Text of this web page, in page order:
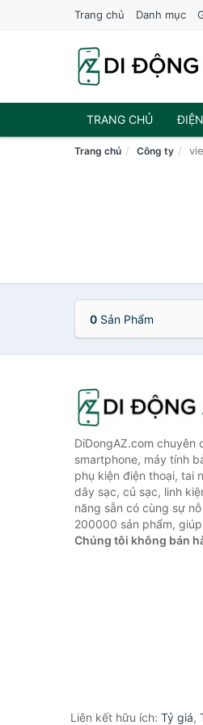
Trang chủ Danh mục
TRANG CHỦ
Trang chủ Công ty
0 Sản Phẩm
DiDongAZ.com
smartphone, máy tính
phụ kiện điện thoại, tai
dây sạc, củ sạc, linh
năng sẵn có cùng sự
200000 sản phẩm,
Chúng tôi không bán
Liên kết hữu ích: Tỷ giá,